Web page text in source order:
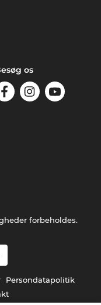
os
Persondatapolitik
forbeholdes.